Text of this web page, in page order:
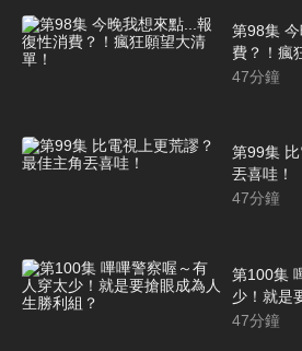
第98集
費？！瘋
47分鐘
第99集
丟喜哇！
47分鐘
第100集
少！就是
47分鐘